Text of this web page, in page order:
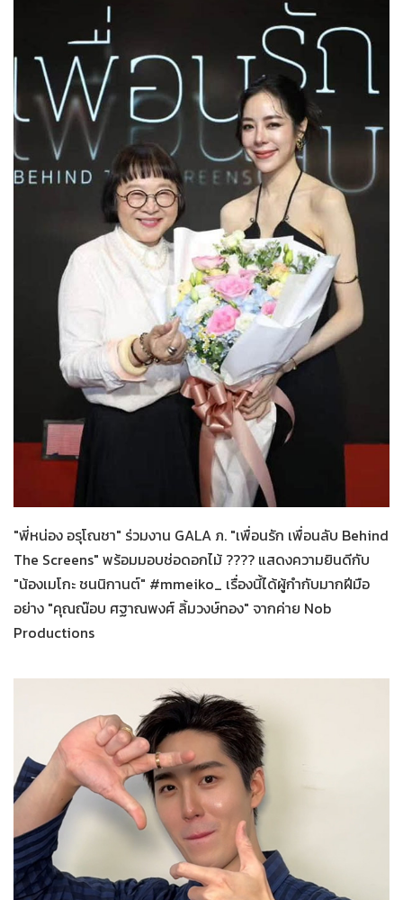
21-07-2569
"พี่หน่อง อรุโณชา" ร่วมงาน GALA ภ. "เพื่อนรัก เพื่อนลับ Behind
The Screens" พร้อมมอบช่อดอกไม้ ???? แสดงความยินดีกับ
"น้องเมโกะ ชนนิกานต์" #mmeiko_ เรื่องนี้ได้ผู้กำกับมากฝีมือ
อย่าง "คุณณ๊อบ ศฐาณพงศ์ ลิ้มวงษ์ทอง" จากค่าย Nob
Productions